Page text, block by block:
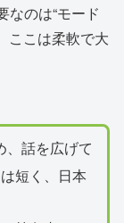
なのは“モード
ここは柔軟で大
、話を広げて
短く、日本